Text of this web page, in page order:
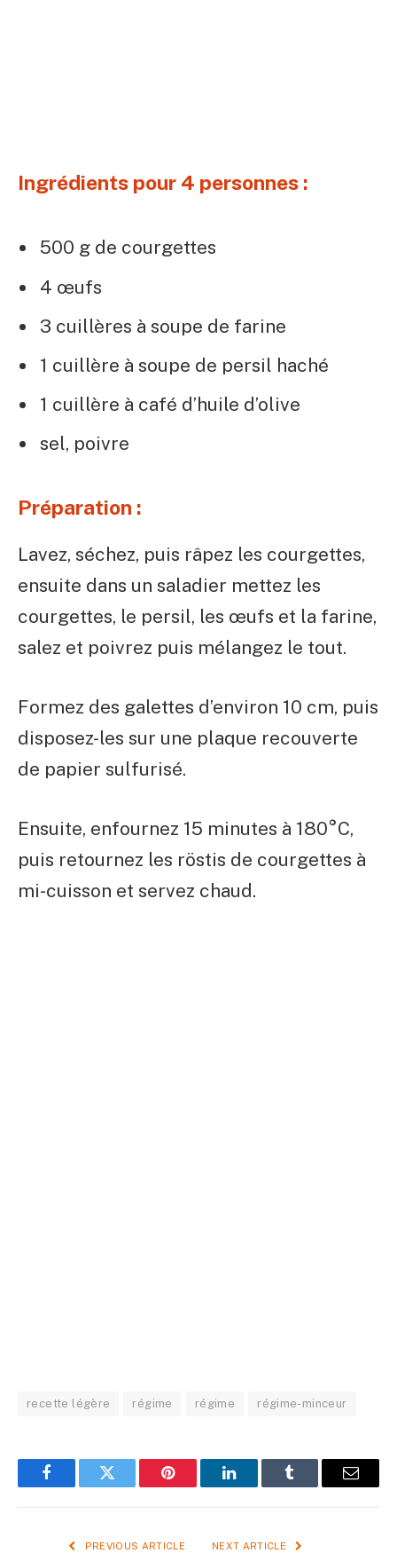
Ingrédients pour 4 personnes :
500 g de courgettes
4 œufs
3 cuillères à soupe de farine
1 cuillère à soupe de persil haché
1 cuillère à café d’huile d’olive
sel, poivre
Préparation :
Lavez, séchez, puis râpez les courgettes,
ensuite dans un saladier mettez les
courgettes, le persil, les œufs et la farine,
salez et poivrez puis mélangez le tout.
Formez des galettes d’environ 10 cm, puis
disposez-les sur une plaque recouverte
de papier sulfurisé.
Ensuite, enfournez 15 minutes à 180°C,
puis retournez les röstis de courgettes à
mi-cuisson et servez chaud.
recette légère régime régime régime-minceur
FacebookTwitter Pinterest LinkedInTumblr Email
PREVIOUS ARTICLE NEXT ARTICLE